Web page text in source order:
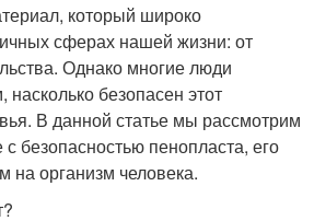
который широко
сферах нашей жизни: от
Однако многие люди
безопасен этот
В данной статье мы рассмотрим
безопасностью пенопласта, его
на организм человека.